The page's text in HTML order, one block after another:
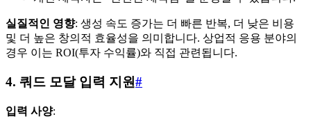
실질적인 영향: 생성 속도 증가는 더 빠른 반복, 더 낮은 비용
및 더 높은 창의적 효율성을 의미합니다. 상업적 응용 분야의
경우 이는 ROI(투자 수익률)와 직접 관련됩니다.
4. 쿼드 모달 입력 지원#
입력 사양: